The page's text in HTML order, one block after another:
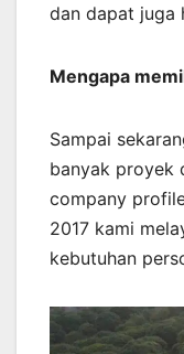
dan dapat juga
Mengapa
Sampai
banyak proyek
company
2017 kami
kebutuhan